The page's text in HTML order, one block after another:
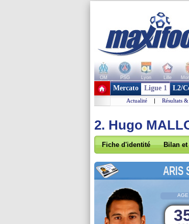
OM PSG Lyon Lille
+ de clubs
Mercato Ligue 1 L2/
Actualité | Résultats
2. Hugo
Fiche d'identité Bilan et
ARIS
AGE